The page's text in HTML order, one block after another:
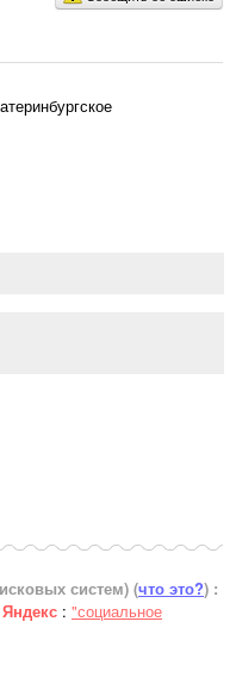
систем) (что это?) :
Яндекс : "социальное